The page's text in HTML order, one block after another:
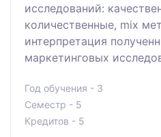
исследований:
количественные, mix
интерпретация
маркетинговых
Год обучения - 3
Семестр - 5
Кредитов - 5